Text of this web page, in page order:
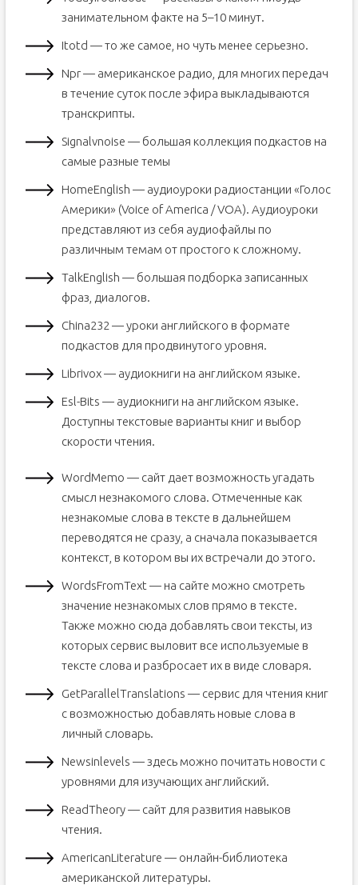
занимательном факте на 5–10 минут.
Itotd — то же самое, но чуть менее серьезно.
Npr — американское радио, для многих передач
в течение суток после эфира выкладываются
транскрипты.
Signalvnoise — большая коллекция подкастов на
самые разные темы
HomeEnglish — аудиоуроки радиостанции «Голос
Америки» (Voice of America / VOA). Аудиоуроки
представляют из себя аудиофайлы по
различным темам от простого к сложному.
TalkEnglish — большая подборка записанных
фраз, диалогов.
China232 — уроки английского в формате
подкастов для продвинутого уровня.
Librivox — аудиокниги на английском языке.
Esl-Bits — аудиокниги на английском языке.
Доступны текстовые варианты книг и выбор
скорости чтения.
WordMemo — сайт дает возможность угадать
смысл незнакомого слова. Отмеченные как
незнакомые слова в тексте в дальнейшем
переводятся не сразу, а сначала показывается
контекст, в котором вы их встречали до этого.
WordsFromText — на сайте можно смотреть
значение незнакомых слов прямо в тексте.
Также можно сюда добавлять свои тексты, из
которых сервис выловит все используемые в
тексте слова и разбросает их в виде словаря.
GetParallelTranslations — сервис для чтения книг
с возможностью добавлять новые слова в
личный словарь.
Newsinlevels — здесь можно почитать новости с
уровнями для изучающих английский.
ReadTheory — сайт для развития навыков
чтения.
AmericanLiterature — онлайн-библиотека
американской литературы.